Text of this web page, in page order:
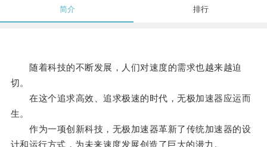
简介 排行
随着科技的不断发展，人们对速度的需求也越来越迫
切。
在这个追求高效、追求极速的时代，无极加速器应运而
生。
作为一项创新科技，无极加速器革新了传统加速器的设
计和运行方式，为未来速度发展创造了巨大的潜力。